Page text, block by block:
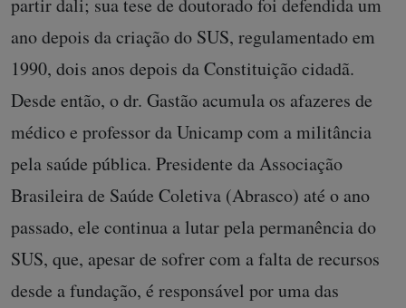
ano depois da criação do SUS, regulamentado em
1990, dois anos depois da Constituição cidadã.
Desde então, o dr. Gastão acumula os afazeres de
médico e professor da Unicamp com a militância
pela saúde pública. Presidente da Associação
Brasileira de Saúde Coletiva (Abrasco) até o ano
passado, ele continua a lutar pela permanência do
SUS, que, apesar de sofrer com a falta de recursos
desde a fundação, é responsável por uma das